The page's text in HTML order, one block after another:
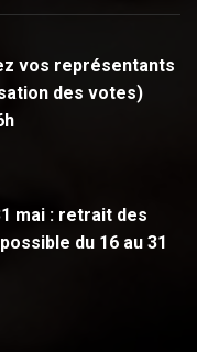
vos représentants
des votes)
mai : retrait des
du 16 au 31